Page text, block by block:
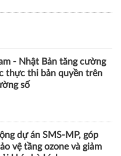
- Nhật Bản tăng cường
thực thi bản quyền trên
số
dự án SMS-MP, góp
vệ tầng ozone và giảm